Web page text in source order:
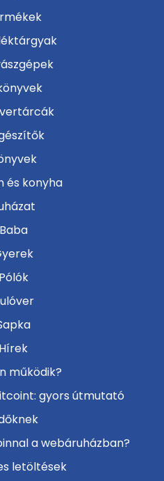
és konyha
Baba
Pólók
Hírek
működik?
gyors útmutató
a webáruházban?
letöltések